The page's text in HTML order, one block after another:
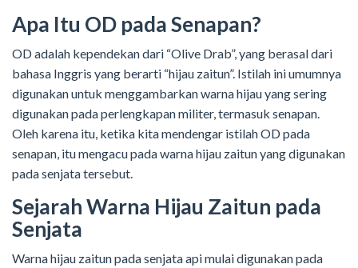
Apa Itu OD pada Senapan?
OD adalah kependekan dari “Olive Drab”, yang berasal dari
bahasa Inggris yang berarti “hijau zaitun”. Istilah ini umumnya
digunakan untuk menggambarkan warna hijau yang sering
digunakan pada perlengkapan militer, termasuk senapan.
Oleh karena itu, ketika kita mendengar istilah OD pada
senapan, itu mengacu pada warna hijau zaitun yang digunakan
pada senjata tersebut.
Sejarah Warna Hijau Zaitun pada
Senjata
Warna hijau zaitun pada senjata api mulai digunakan pada